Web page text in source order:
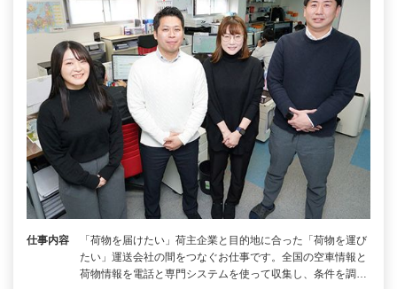
仕事内容
「荷物を届けたい」荷主企業と目的地に合った「荷物を運び
たい」運送会社の間をつなぐお仕事です。全国の空車情報と
荷物情報を電話と専門システムを使って収集し、条件を調…